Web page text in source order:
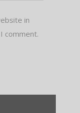
in
comment.